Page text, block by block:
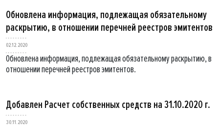
Обновлена информация, подлежащая обязательному
раскрытию, в отношении перечней реестров эмитентов
02.12.2020
Обновлена информация, подлежащая обязательному раскрытию, в
отношении перечней реестров эмитентов.
Добавлен Расчет собственных средств на 31.10.2020 г.
30.11.2020